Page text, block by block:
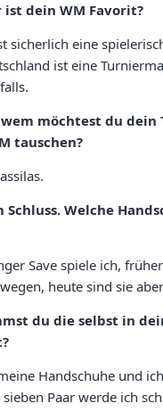
dein WM Favorit?
sicherlich eine
ist eine
möchtest du dein
tauschen?
Welche
Save spiele ich,
heute sind sie
du die selbst in
Handschuhe und
Paar werde ich